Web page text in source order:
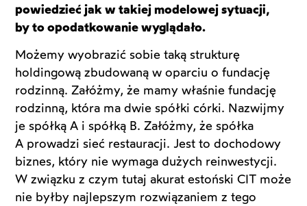
powiedzieć jak w takiej modelowej sytuacji,
by to opodatkowanie wyglądało.
Możemy wyobrazić sobie taką strukturę
holdingową zbudowaną w oparciu o fundację
rodzinną. Załóżmy, że mamy właśnie fundację
rodzinną, która ma dwie spółki córki. Nazwijmy
je spółką A i spółką B. Załóżmy, że spółka
A prowadzi sieć restauracji. Jest to dochodowy
biznes, który nie wymaga dużych reinwestycji.
W związku z czym tutaj akurat estoński CIT może
nie byłby najlepszym rozwiązaniem z tego